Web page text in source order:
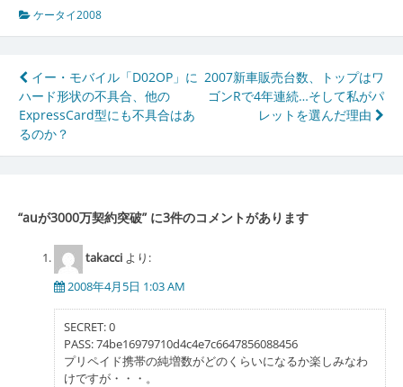
ケータイ2008
投
稿
ナ
ー
シ
イー・モバイル「D02OP」に
ハード形状の不具合、他の
ExpressCard型にも不具合はあ
るのか？
2007新車販売台数、トップはワ
ゴンRで4年連続…そして私がパ
レットを選んだ理由
“auが3000万契約突破” に3件のコメントがあります
takacci より:
2008年4月5日 1:03 AM
SECRET: 0
PASS: 74be16979710d4c4e7c6647856088456
プリペイド携帯の純増数がどのくらいになるか楽しみなわ
けですが・・・。